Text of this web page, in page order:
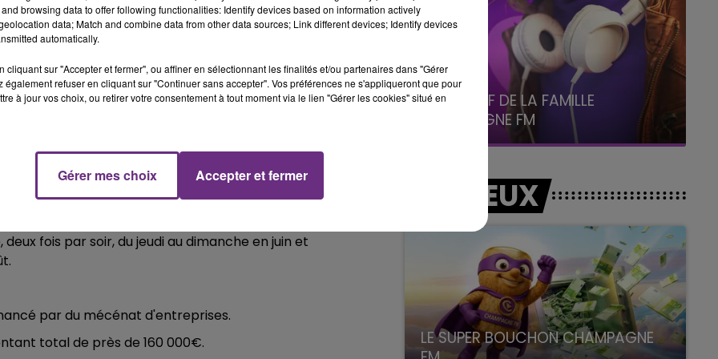
se situera 15 à 20 minutes avant chaque séance.
la livraison du spectacle sur la basilique Saint-Remi.
fois par soir, du jeudi au dimanche en juin et
par du mécénat d'entreprises.
total de près de 160 000€.
- 20h00
5h00 - 6h00
LE BEST OF DE LA FAMILLE
6h00 - 10h00
La Famille
LES JEUX
LE SUPER BOUCHON CHAMPAGNE
browsing data to offer following functionalities: Identify devices based on information actively
data; Match and combine data from other data sources; Link different devices; Identify devices
automatically.
cliquant sur "Accepter et fermer", ou affiner en sélectionnant les finalités et/ou partenaires dans "Gérer
également refuser en cliquant sur "Continuer sans accepter". Vos préférences ne s'appliqueront que pour
à jour vos choix, ou retirer votre consentement à tout moment via le lien "Gérer les cookies" situé en
Gérer mes choix Accepter et fermer